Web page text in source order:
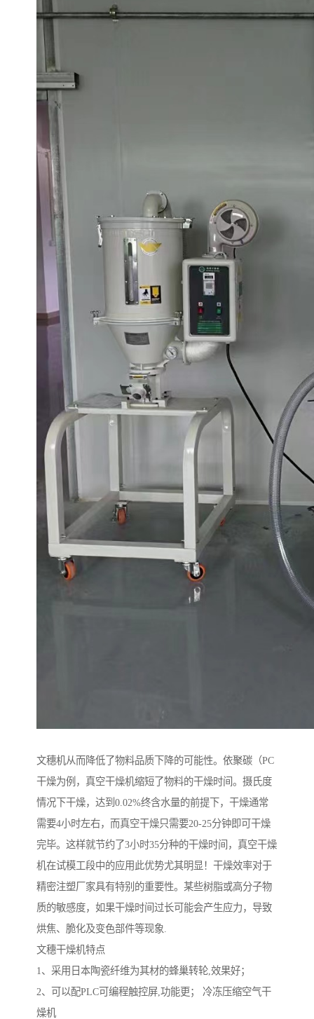
文穗机从而降低了物料品质下降的可能性。依聚碳（PC
干燥为例，真空干燥机缩短了物料的干燥时间。摄氏度
情况下干燥，达到0.02%终含水量的前提下，干燥通常
需要4小时左右，而真空干燥只需要20-25分钟即可干燥
完毕。这样就节约了3小时35分种的干燥时间，真空干燥
机在试模工段中的应用此优势尤其明显！干燥效率对于
精密注塑厂家具有特别的重要性。某些树脂或高分子物
质的敏感度，如果干燥时间过长可能会产生应力，导致
烘焦、脆化及变色部件等现象.
文穗干燥机特点
1、采用日本陶瓷纤维为其材的蜂巢转轮,效果好；
2、可以配PLC可编程触控屏,功能更； 冷冻压缩空气干
燥机